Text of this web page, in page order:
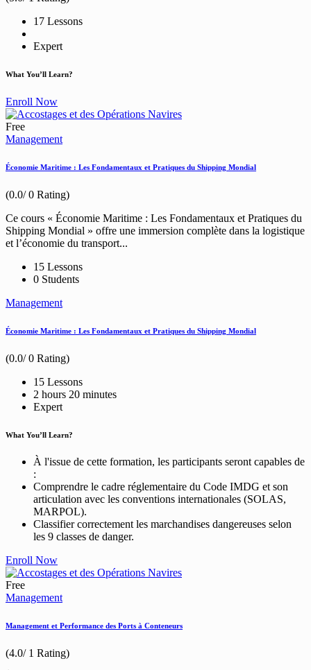
17 Lessons
Expert
What You’ll Learn?
Enroll Now
Free
Management
Économie Maritime : Les Fondamentaux et Pratiques du Shipping Mondial
(0.0/ 0 Rating)
Ce cours « Économie Maritime : Les Fondamentaux et Pratiques du
Shipping Mondial » offre une immersion complète dans la logistique
et l’économie du transport...
15 Lessons
0 Students
Management
Économie Maritime : Les Fondamentaux et Pratiques du Shipping Mondial
(0.0/ 0 Rating)
15 Lessons
2 hours 20 minutes
Expert
What You’ll Learn?
À l'issue de cette formation, les participants seront capables de
:
Comprendre le cadre réglementaire du Code IMDG et son
articulation avec les conventions internationales (SOLAS,
MARPOL).
Classifier correctement les marchandises dangereuses selon
les 9 classes de danger.
Enroll Now
Free
Management
Management et Performance des Ports à Conteneurs
(4.0/ 1 Rating)